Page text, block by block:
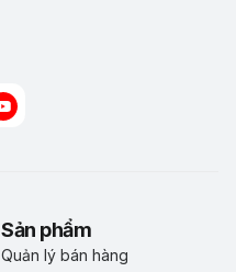
Sản phẩm
Quản lý bán hàng